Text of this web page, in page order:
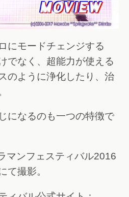
にモードチェンジする
でなく、超能力が使える
のように浄化したり、治
になるのも一つの特徴で
マンフェスティバル2016
て撮影。